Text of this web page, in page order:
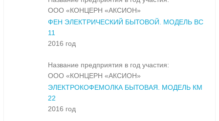
ООО «КОНЦЕРН «АКСИОН»
ФЕН ЭЛЕКТРИЧЕСКИЙ БЫТОВОЙ. МОДЕЛЬ ВС
11
2016 год
Название предприятия в год участия:
ООО «КОНЦЕРН «АКСИОН»
ЭЛЕКТРОКОФЕМОЛКА БЫТОВАЯ. МОДЕЛЬ КМ
22
2016 год